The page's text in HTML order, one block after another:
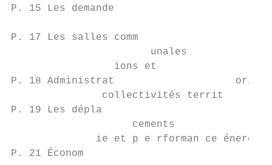
P. 15 Les demande
P. 17 Les salles comm
                       unales
                 ions et
P. 18 Administrat
               collectivités territ
P. 19 Les dépla
                    cements
ie et p e rforman ce
P. 21 Économ